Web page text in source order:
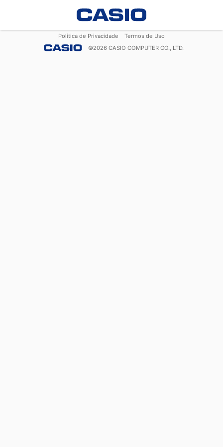
Política de Privacidade
Termos de Uso
©2026 CASIO COMPUTER CO., LTD.